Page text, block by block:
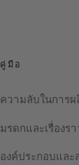
คู่มือ
ความลับในการผ
มรดกและเรื่องรา
องค์ประกอบแล